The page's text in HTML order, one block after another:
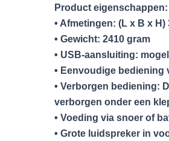
Product eigenschappen:
• Afmetingen: (L x B x H)
• Gewicht: 2410 gram
• USB-aansluiting:
• Eenvoudige bediening
• Verborgen bediening:
verborgen onder een
• Voeding via snoer of
• Grote luidspreker in